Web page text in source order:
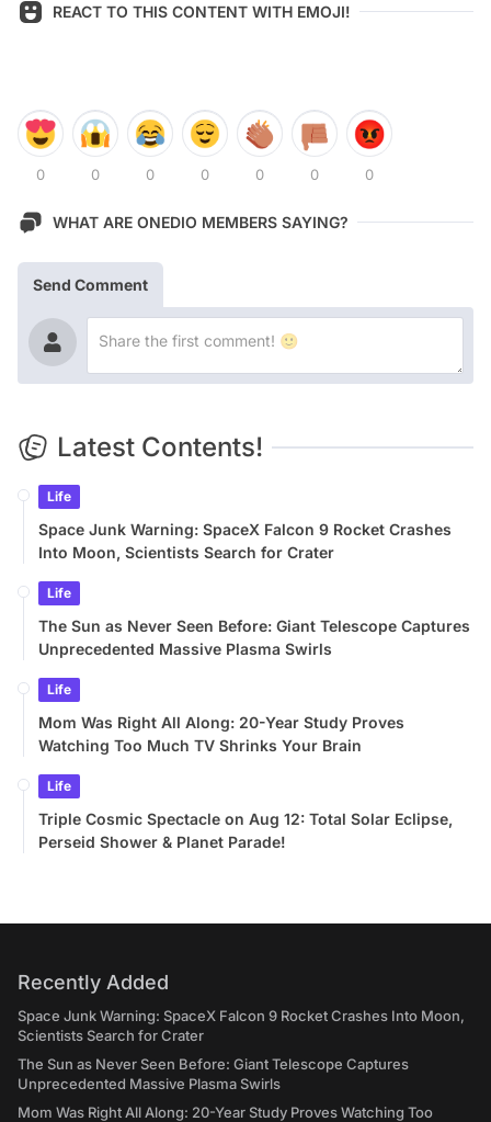
REACT TO THIS CONTENT WITH EMOJI!
0 0 0 0 0 0 0
WHAT ARE ONEDIO MEMBERS SAYING?
Send Comment
Latest Contents!
Life
Space Junk Warning: SpaceX Falcon 9 Rocket Crashes
Into Moon, Scientists Search for Crater
Life
The Sun as Never Seen Before: Giant Telescope Captures
Unprecedented Massive Plasma Swirls
Life
Mom Was Right All Along: 20-Year Study Proves
Watching Too Much TV Shrinks Your Brain
Life
Triple Cosmic Spectacle on Aug 12: Total Solar Eclipse,
Perseid Shower & Planet Parade!
Recently Added
Space Junk Warning: SpaceX Falcon 9 Rocket Crashes Into Moon,
Scientists Search for Crater
The Sun as Never Seen Before: Giant Telescope Captures
Unprecedented Massive Plasma Swirls
Mom Was Right All Along: 20-Year Study Proves Watching Too